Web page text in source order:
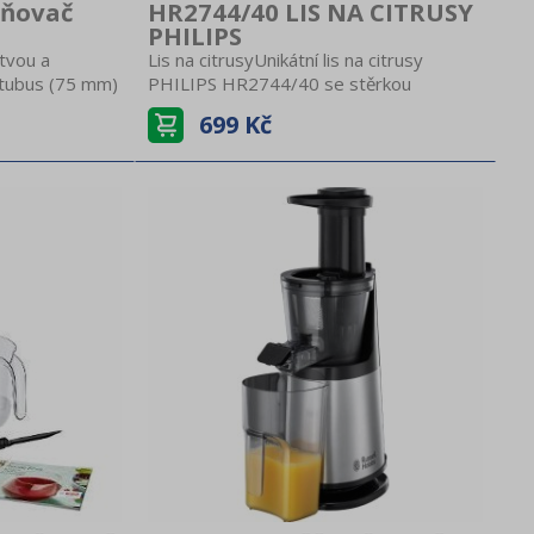
a
(75 mm)
optimální
šťávy z
z
víko pro
motor s
HR2744/40 LIS NA CITRUSY
PHILIPS
Lis na citrusyUnikátní lis na citrusy
PHILIPS HR2744/40 se stěrkou
dřeněKapacita nádoby 0,6lStěrka
dřeněKrytOddělovač dřeněBarva: bílá
699 Kč